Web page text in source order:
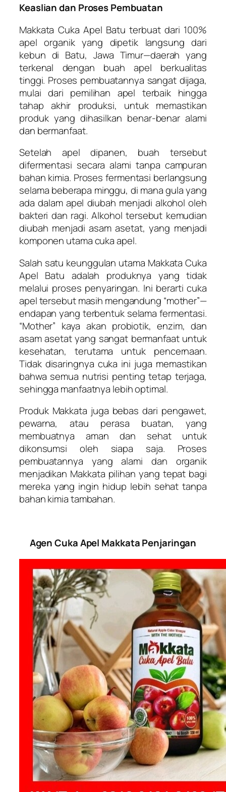
Keaslian dan Proses Pembuatan
Makkata Cuka Apel Batu terbuat dari 100%
apel organik yang dipetik langsung dari
kebun di Batu, Jawa Timur—daerah yang
terkenal dengan buah apel berkualitas
tinggi. Proses pembuatannya sangat dijaga,
mulai dari pemilihan apel terbaik hingga
tahap akhir produksi, untuk memastikan
produk yang dihasilkan benar-benar alami
dan bermanfaat.
Setelah apel dipanen, buah tersebut
difermentasi secara alami tanpa campuran
bahan kimia. Proses fermentasi berlangsung
selama beberapa minggu, di mana gula yang
ada dalam apel diubah menjadi alkohol oleh
bakteri dan ragi. Alkohol tersebut kemudian
diubah menjadi asam asetat, yang menjadi
komponen utama cuka apel.
Salah satu keunggulan utama Makkata Cuka
Apel Batu adalah produknya yang tidak
melalui proses penyaringan. Ini berarti cuka
apel tersebut masih mengandung “mother”—
endapan yang terbentuk selama fermentasi.
“Mother” kaya akan probiotik, enzim, dan
asam asetat yang sangat bermanfaat untuk
kesehatan, terutama untuk pencernaan.
Tidak disaringnya cuka ini juga memastikan
bahwa semua nutrisi penting tetap terjaga,
sehingga manfaatnya lebih optimal.
Produk Makkata juga bebas dari pengawet,
pewarna, atau perasa buatan, yang
membuatnya aman dan sehat untuk
dikonsumsi oleh siapa saja. Proses
pembuatannya yang alami dan organik
menjadikan Makkata pilihan yang tepat bagi
mereka yang ingin hidup lebih sehat tanpa
bahan kimia tambahan.
Agen Cuka Apel Makkata Penjaringan